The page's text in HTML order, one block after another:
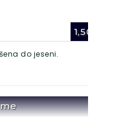
1,50
do jeseni.